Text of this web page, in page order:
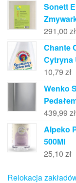
Sonett
291,00 zł
Chante
Cytryna
10,79 zł
Wenko
439,99 zł
Alpeko
500Ml
25,10 zł
Relokacja